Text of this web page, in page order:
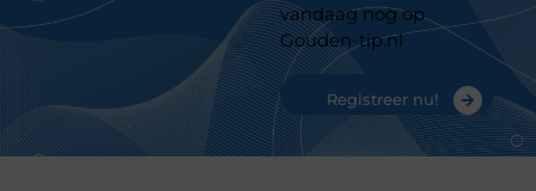
vandaag nog op
Gouden-tip.nl
Registreer nu!